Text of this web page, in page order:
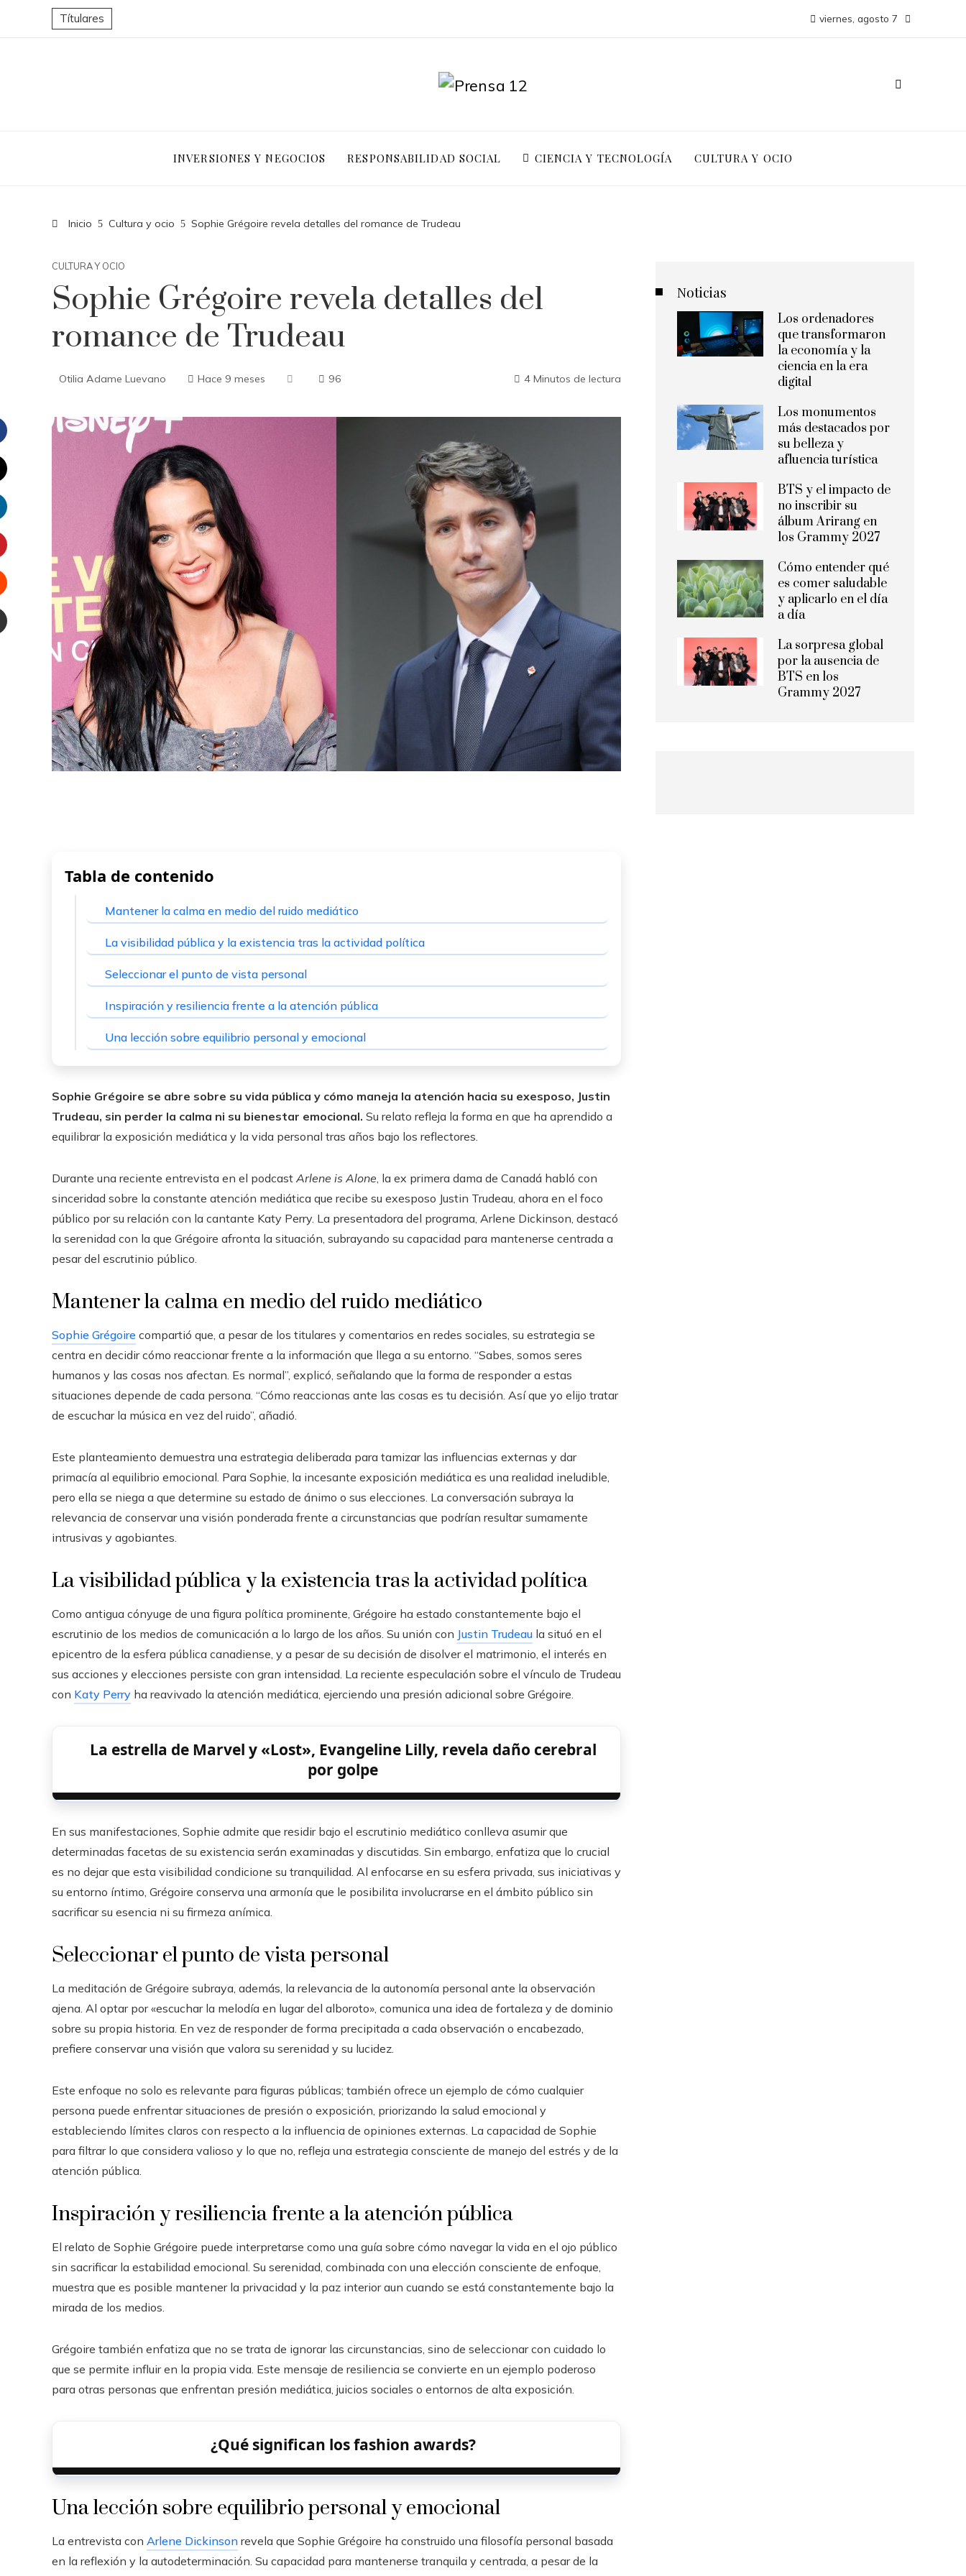
Títulares viernes, agosto 7
INVERSIONES Y NEGOCIOS RESPONSABILIDAD SOCIAL CIENCIA Y TECNOLOGÍA CULTURA Y OCIO
Inicio Cultura y ocio Sophie Grégoire revela detalles del romance de Trudeau
CULTURA Y OCIO
Sophie Grégoire revela detalles del
romance de Trudeau
Otilia Adame Luevano Hace 9 meses 96 4 Minutos de lectura
Tabla de contenido
Mantener la calma en medio del ruido mediático
La visibilidad pública y la existencia tras la actividad política
Seleccionar el punto de vista personal
Inspiración y resiliencia frente a la atención pública
Una lección sobre equilibrio personal y emocional
Sophie Grégoire se abre sobre su vida pública y cómo maneja la atención hacia su exesposo, Justin
Trudeau, sin perder la calma ni su bienestar emocional. Su relato refleja la forma en que ha aprendido a
equilibrar la exposición mediática y la vida personal tras años bajo los reflectores.
Durante una reciente entrevista en el podcast Arlene is Alone, la ex primera dama de Canadá habló con
sinceridad sobre la constante atención mediática que recibe su exesposo Justin Trudeau, ahora en el foco
público por su relación con la cantante Katy Perry. La presentadora del programa, Arlene Dickinson, destacó
la serenidad con la que Grégoire afronta la situación, subrayando su capacidad para mantenerse centrada a
pesar del escrutinio público.
Mantener la calma en medio del ruido mediático
Sophie Grégoire compartió que, a pesar de los titulares y comentarios en redes sociales, su estrategia se
centra en decidir cómo reaccionar frente a la información que llega a su entorno. “Sabes, somos seres
humanos y las cosas nos afectan. Es normal”, explicó, señalando que la forma de responder a estas
situaciones depende de cada persona. “Cómo reaccionas ante las cosas es tu decisión. Así que yo elijo tratar
de escuchar la música en vez del ruido”, añadió.
Este planteamiento demuestra una estrategia deliberada para tamizar las influencias externas y dar
primacía al equilibrio emocional. Para Sophie, la incesante exposición mediática es una realidad ineludible,
pero ella se niega a que determine su estado de ánimo o sus elecciones. La conversación subraya la
relevancia de conservar una visión ponderada frente a circunstancias que podrían resultar sumamente
intrusivas y agobiantes.
La visibilidad pública y la existencia tras la actividad política
Como antigua cónyuge de una figura política prominente, Grégoire ha estado constantemente bajo el
escrutinio de los medios de comunicación a lo largo de los años. Su unión con Justin Trudeau la situó en el
epicentro de la esfera pública canadiense, y a pesar de su decisión de disolver el matrimonio, el interés en
sus acciones y elecciones persiste con gran intensidad. La reciente especulación sobre el vínculo de Trudeau
con Katy Perry ha reavivado la atención mediática, ejerciendo una presión adicional sobre Grégoire.
La estrella de Marvel y «Lost», Evangeline Lilly, revela daño cerebral
por golpe
En sus manifestaciones, Sophie admite que residir bajo el escrutinio mediático conlleva asumir que
determinadas facetas de su existencia serán examinadas y discutidas. Sin embargo, enfatiza que lo crucial
es no dejar que esta visibilidad condicione su tranquilidad. Al enfocarse en su esfera privada, sus iniciativas y
su entorno íntimo, Grégoire conserva una armonía que le posibilita involucrarse en el ámbito público sin
sacrificar su esencia ni su firmeza anímica.
Seleccionar el punto de vista personal
La meditación de Grégoire subraya, además, la relevancia de la autonomía personal ante la observación
ajena. Al optar por «escuchar la melodía en lugar del alboroto», comunica una idea de fortaleza y de dominio
sobre su propia historia. En vez de responder de forma precipitada a cada observación o encabezado,
prefiere conservar una visión que valora su serenidad y su lucidez.
Este enfoque no solo es relevante para figuras públicas; también ofrece un ejemplo de cómo cualquier
persona puede enfrentar situaciones de presión o exposición, priorizando la salud emocional y
estableciendo límites claros con respecto a la influencia de opiniones externas. La capacidad de Sophie
para filtrar lo que considera valioso y lo que no, refleja una estrategia consciente de manejo del estrés y de la
atención pública.
Inspiración y resiliencia frente a la atención pública
El relato de Sophie Grégoire puede interpretarse como una guía sobre cómo navegar la vida en el ojo público
sin sacrificar la estabilidad emocional. Su serenidad, combinada con una elección consciente de enfoque,
muestra que es posible mantener la privacidad y la paz interior aun cuando se está constantemente bajo la
mirada de los medios.
Grégoire también enfatiza que no se trata de ignorar las circunstancias, sino de seleccionar con cuidado lo
que se permite influir en la propia vida. Este mensaje de resiliencia se convierte en un ejemplo poderoso
para otras personas que enfrentan presión mediática, juicios sociales o entornos de alta exposición.
¿Qué significan los fashion awards?
Una lección sobre equilibrio personal y emocional
La entrevista con Arlene Dickinson revela que Sophie Grégoire ha construido una filosofía personal basada
en la reflexión y la autodeterminación. Su capacidad para mantenerse tranquila y centrada, a pesar de la
Noticias
Los ordenadores
que transformaron
la economía y la
ciencia en la era
digital
Los monumentos
más destacados por
su belleza y
afluencia turística
BTS y el impacto de
no inscribir su
álbum Arirang en
los Grammy 2027
Cómo entender qué
es comer saludable
y aplicarlo en el día
a día
La sorpresa global
por la ausencia de
BTS en los
Grammy 2027